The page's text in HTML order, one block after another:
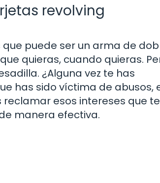
revolving
puede ser un arma de
quieras, cuando quieras.
¿Alguna vez te has
has sido víctima de abusos,
esos intereses que te
manera efectiva.